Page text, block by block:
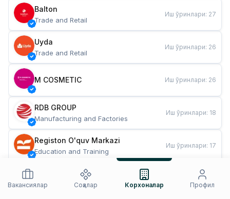
Balton
Trade and Retail
Иш ўринлари: 27
Uyda
Trade and Retail
Иш ўринлари: 26
M COSMETIC Иш ўринлари: 26
RDB GROUP
Manufacturing and Factories
Иш ўринлари: 18
Registon O'quv Markazi
Education and Training
Иш ўринлари: 17
Restaurants and Fast Food
Иш ўринлари
Вакансиялар
Соҳалар Корхоналар Профил